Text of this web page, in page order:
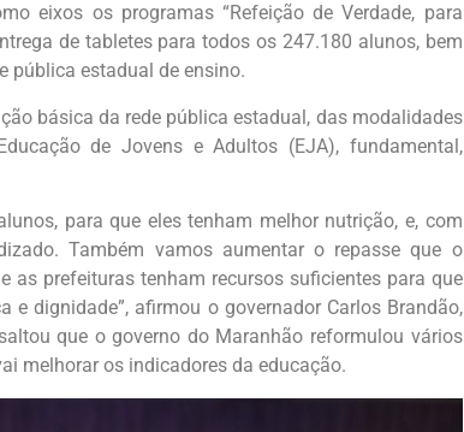
eixos os programas “Refeição de Verdade, para
de tabletes para todos os 247.180 alunos, bem
pública estadual de ensino.
básica da rede pública estadual, das modalidades
de Jovens e Adultos (EJA), fundamental,
para que eles tenham melhor nutrição, e, com
Também vamos aumentar o repasse que o
as prefeituras tenham recursos suficientes para que
dignidade”, afirmou o governador Carlos Brandão,
que o governo do Maranhão reformulou vários
melhorar os indicadores da educação.